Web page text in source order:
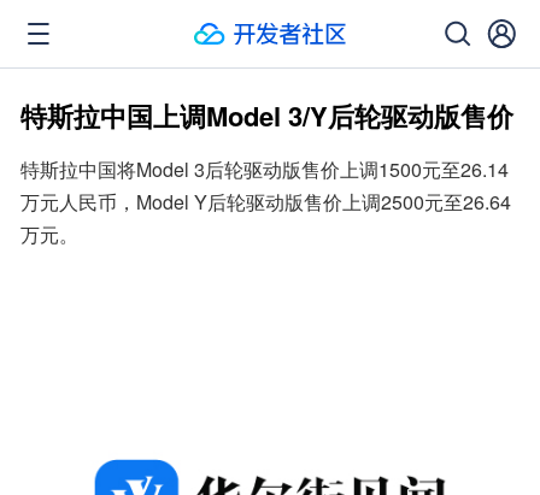
特斯拉中国上调Model 3/Y后轮驱动版售价
特斯拉中国将Model 3后轮驱动版售价上调1500元至26.14
万元人民币，Model Y后轮驱动版售价上调2500元至26.64
万元。